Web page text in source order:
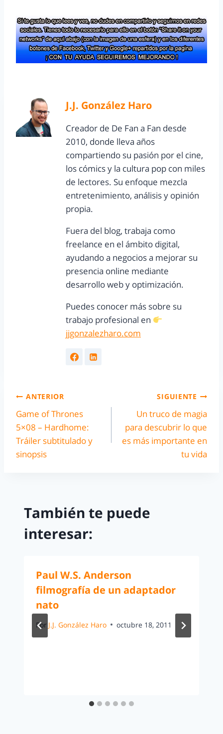
J.J. González Haro
Creador de De Fan a Fan desde
2010, donde lleva años
compartiendo su pasión por el cine,
los cómics y la cultura pop con miles
de lectores. Su enfoque mezcla
entretenimiento, análisis y opinión
propia.
Fuera del blog, trabaja como
freelance en el ámbito digital,
ayudando a negocios a mejorar su
presencia online mediante
desarrollo web y optimización.
Puedes conocer más sobre su
trabajo profesional en
jjgonzalezharo.com
ANTERIOR
Game of Thrones
5×08 – Hardhome:
Tráiler subtitulado y
sinopsis
SIGUIENTE
Un truco de magia
para descubrir lo que
es más importante en
tu vida
También te puede
interesar:
Paul W.S. Anderson
filmografía de un adaptador
nato
Por J.J. González Haro octubre 18, 2011